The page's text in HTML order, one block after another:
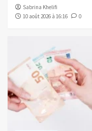
Sabrina Khelifi
10 août 2026 à 16:16
0